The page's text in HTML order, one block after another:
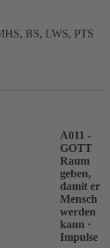
BS, LWS, PTS
A011 -
GOTT
Raum
geben,
damit er
Mensch
werden
kann ·
Impulse